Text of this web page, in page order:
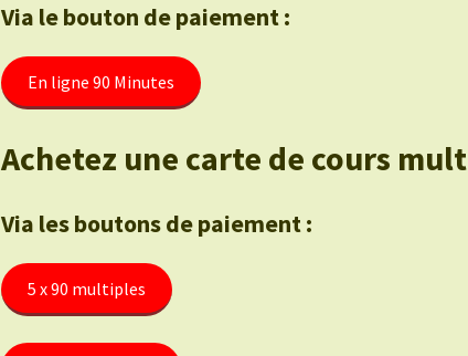
Via le bouton de paiement :
En ligne 90 Minutes
Achetez une carte de cours
Via les boutons de paiement :
5 x 90 multiples